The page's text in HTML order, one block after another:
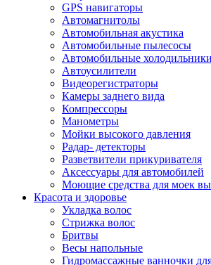
GPS навигаторы
Автомагнитолы
Автомобильная акустика
Автомобильные пылесосы
Автомобильные холодильники
Автоусилители
Видеорегистраторы
Камеры заднего вида
Компрессоры
Манометры
Мойки высокого давления
Радар- детекторы
Разветвители прикуривателя
Аксессуары для автомобилей
Моющие средства для моек
Красота и здоровье
Укладка волос
Стрижка волос
Бритвы
Весы напольные
Гидромассажные ванночки